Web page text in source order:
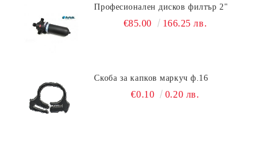
Професионален дисков филтър 2"
€85.00 166.25 лв.
Скоба за капков маркуч ф.16
€0.10 0.20 лв.